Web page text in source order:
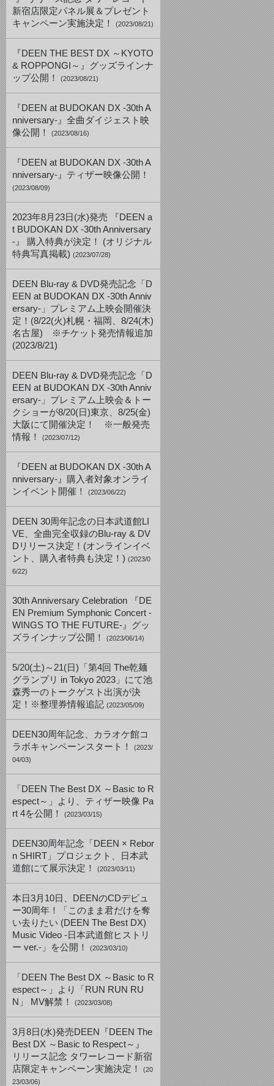
新宿店限定パネル展＆プレゼント
キャンペーン実施決定！
(2023/08/21)
『DEEN THE BEST DX ～KYOTO
& ROPPONGI～』グッズラインナ
ップ公開！
(2023/08/21)
『DEEN at BUDOKAN DX -30th A
nniversary-』全曲ダイジェスト映
像公開！
(2023/08/16)
『DEEN at BUDOKAN DX -30th A
nniversary-』ティザー映像公開！
(2023/08/09)
2023年8月23日(水)発売 『DEEN a
t BUDOKAN DX -30th Anniversary
-』 購入特典が決定！ (オリジナル
特典写真掲載) (2023/07/28)
DEEN Blu-ray & DVD発売記念「D
EEN at BUDOKAN DX -30th Anniv
ersary-」プレミアム上映会開催決
定！(8/22(火)札幌・福岡、8/24(木)
名古屋) ※チケット発売情報追加
(2023/8/21)
DEEN Blu-ray & DVD発売記念「D
EEN at BUDOKAN DX -30th Anniv
ersary-」プレミアム上映会＆トー
クショーが8/20(日)東京、8/25(金)
大阪にて開催決定！ ※一般発売
情報！
(2023/07/12)
『DEEN at BUDOKAN DX -30th A
nniversary-』購入者対象オンライ
ンイベント開催！
(2023/06/22)
DEEN 30周年記念の日本武道館LI
VE、全曲完全収録のBlu-ray & DV
Dリリース決定！(オンラインイベ
ント、購入者特典も決定！) (2023/0
6/22)
30th Anniversary Celebration 『DE
EN Premium Symphonic Concert -
WINGS TO THE FUTURE-』グッ
ズラインナップ公開！
(2023/06/14)
5/20(土)～21(日)「第4回 The乾麺
グランプリ in Tokyo 2023」にて池
森秀一のトークゲスト出演が決
定！※整理券情報追記 (2023/05/09)
DEEN30周年記念、カラオケ館コ
ラボキャンペーンスタート！
(2023/
04/03)
「DEEN The Best DX ～Basic to R
espect～」より、ティザー映像 Pa
rt 4を公開！
(2023/03/15)
DEEN30周年記念「DEEN × Rebor
n SHIRT」プロジェクト、日本武
道館にて展示決定！
(2023/03/11)
本日3月10日、DEENのCDデビュ
ー30周年！「このまま君だけを奪
い去りたい (DEEN The Best DX)
Music Video -日本武道館ヒストリ
ー ver.-」を公開！
(2023/03/10)
「DEEN The Best DX ～Basic to R
espect～」より「RUN RUN RU
N」 MV解禁！
(2023/03/08)
3月8日(水)発売DEEN『DEEN The
Best DX ～Basic to Respect～』
リリース記念 タワーレコード新宿
店限定キャンペーン実施決定！
(20
23/03/06)